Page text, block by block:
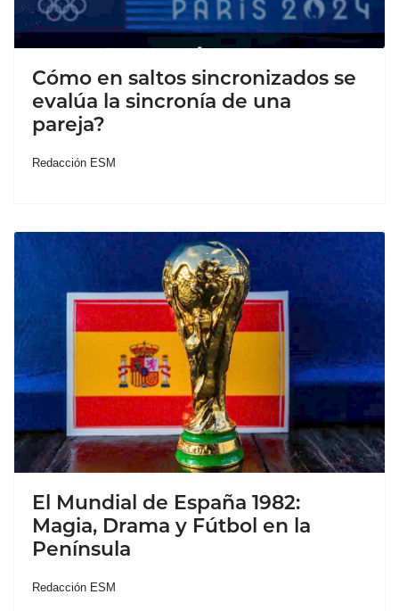
Cómo en saltos sincronizados se
evalúa la sincronía de una
pareja?
Redacción ESM
El Mundial de España 1982:
Magia, Drama y Fútbol en la
Península
Redacción ESM